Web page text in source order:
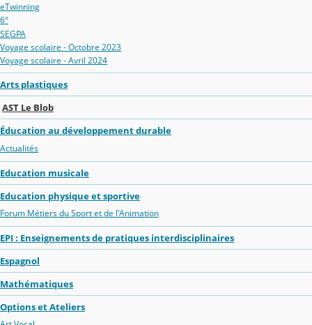
eTwinning
6°
SEGPA
Voyage scolaire - Octobre 2023
Voyage scolaire - Avril 2024
Arts plastiques
AST Le Blob
Éducation au développement durable
Actualités
Education musicale
Education physique et sportive
Forum Métiers du Sport et de l'Animation
EPI : Enseignements de pratiques interdisciplinaires
Espagnol
Mathématiques
Options et Ateliers